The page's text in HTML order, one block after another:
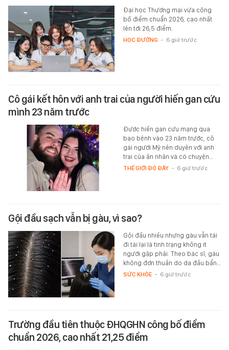
Đại học Thương mại vừa công
bố điểm chuẩn 2026, cao nhất
lên tới 26,5 điểm.
HỌC ĐƯỜNG - 6 giờ trước
Cô gái kết hôn với anh trai của người hiến gan cứu
mình 23 năm trước
Được hiến gan cứu mạng qua
bạo bệnh vào 23 năm trước, cô
gái người Mỹ nên duyên với anh
trai của ân nhân và có chuyện…
THẾ GIỚI ĐÓ ĐÂY - 6 giờ trước
Gội đầu sạch vẫn bị gàu, vì sao?
Gội đầu nhiều nhưng gàu vẫn tái
đi tái lại là tình trạng không ít
người gặp phải. Theo bác sĩ, gàu
không đơn thuần do da đầu bẩn…
SỨC KHỎE - 6 giờ trước
Trường đầu tiên thuộc ĐHQGHN công bố điểm
chuẩn 2026, cao nhất 21,25 điểm